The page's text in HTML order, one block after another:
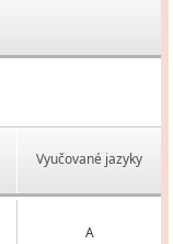
Vyučované jazyky
A